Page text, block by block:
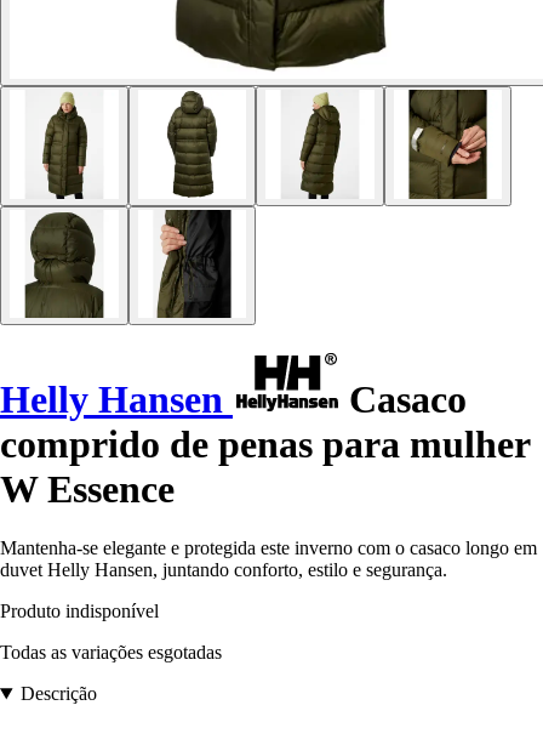
Helly Hansen
Casaco
comprido de penas para mulher
W Essence
Mantenha-se elegante e protegida este inverno com o casaco longo em
duvet Helly Hansen, juntando conforto, estilo e segurança.
Produto indisponível
Todas as variações esgotadas
Descrição